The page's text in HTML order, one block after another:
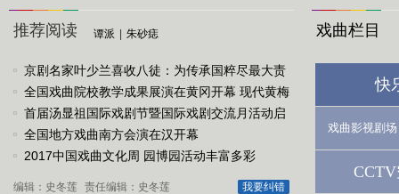
推荐阅读 谭派 朱砂痣
京剧名家叶少兰喜收八徒：为传承国粹尽最大责
任
全国戏曲院校教学成果展演在黄冈开幕 现代黄梅
戏《槐花谣》倾情..
首届汤显祖国际戏剧节暨国际戏剧交流月活动启
动
全国地方戏曲南方会演在汉开幕
2017中国戏曲文化周 园博园活动丰富多彩
我要纠错
编辑：史冬莲 责任编辑：史冬莲
戏曲栏目
快
戏曲影视剧场